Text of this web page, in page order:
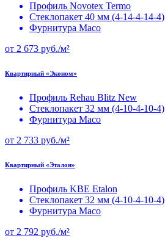
Профиль Novotex Termo
Стеклопакет 40 мм (4-14-4-14-4)
Фурнитура Maco
от 2 673 руб./м²
Квартирный «Эконом»
Профиль Rehau Blitz New
Стеклопакет 32 мм (4-10-4-10-4)
Фурнитура Maco
от 2 733 руб./м²
Квартирный «Эталон»
Профиль KBE Etalon
Стеклопакет 32 мм (4-10-4-10-4)
Фурнитура Maco
от 2 792 руб./м²